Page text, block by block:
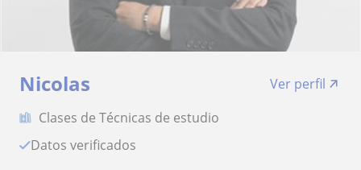
Nicolas
Ver perfil
Clases de Técnicas de estudio
Datos verificados